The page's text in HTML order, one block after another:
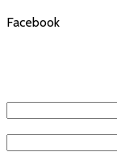
Facebook